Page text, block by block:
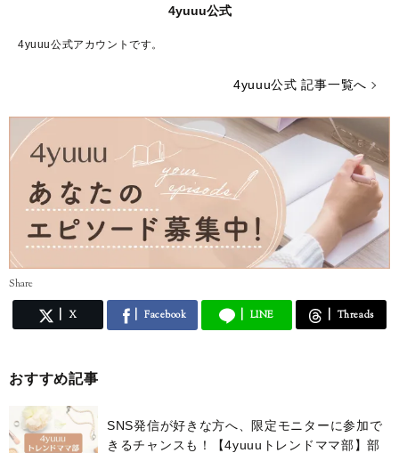
4yuuu公式
4yuuu公式アカウントです。
4yuuu公式 記事一覧へ
Share
X Facebook LINE Threads
おすすめ記事
SNS発信が好きな方へ、限定モニターに参加で
きるチャンスも！【4yuuuトレンドママ部】部